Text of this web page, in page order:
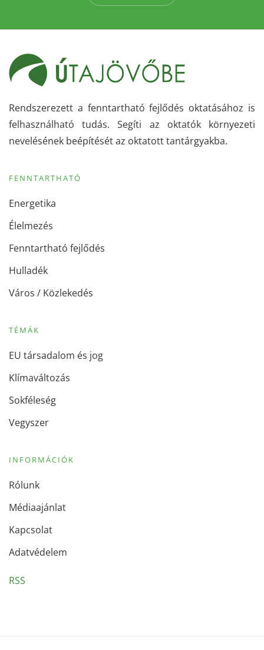
Rendszerezett a fenntartható fejlődés oktatásához is
felhasználható tudás. Segíti az oktatók környezeti
nevelésének beépítését az oktatott tantárgyakba.
FENNTARTHATÓ
Energetika
Élelmezés
Fenntartható fejlődés
Hulladék
Város / Közlekedés
TÉMÁK
EU társadalom és jog
Klímaváltozás
Sokféleség
Vegyszer
INFORMÁCIÓK
Rólunk
Médiaajánlat
Kapcsolat
Adatvédelem
RSS